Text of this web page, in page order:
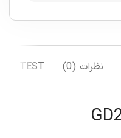
نظرات (0) TEST